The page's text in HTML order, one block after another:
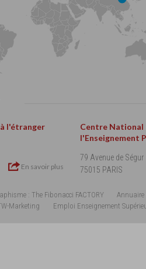
l'étranger
En savoir plus
Centre National
l'Enseignement
79 Avenue de Ségur
75015 PARIS
: The Fibonacci FACTORY
Annuaire
Marketing
Emploi Enseignement